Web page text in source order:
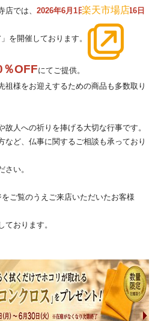
楽天市場店
店では、 2026年6月1日（月）～8月16日
を開催しております。
％OFFにてご提供。
祖様をお迎えするための商品も多数取り
故人への祈りを捧げる大切な行事です。
など、仏事に関するご相談も承っており
さい。
ご覧のうえご来店いただいたお客様
ております。